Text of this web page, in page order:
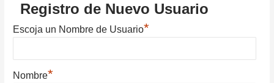
Registro de Nuevo Usuario
Escoja un Nombre de Usuario*
Nombre*